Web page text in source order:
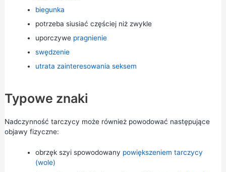
biegunka
potrzeba siusiać częściej niż zwykle
uporczywe pragnienie
swędzenie
utrata zainteresowania seksem
Typowe znaki
Nadczynność tarczycy może również powodować następujące
objawy fizyczne:
obrzęk szyi spowodowany powiększeniem tarczycy
(wole)